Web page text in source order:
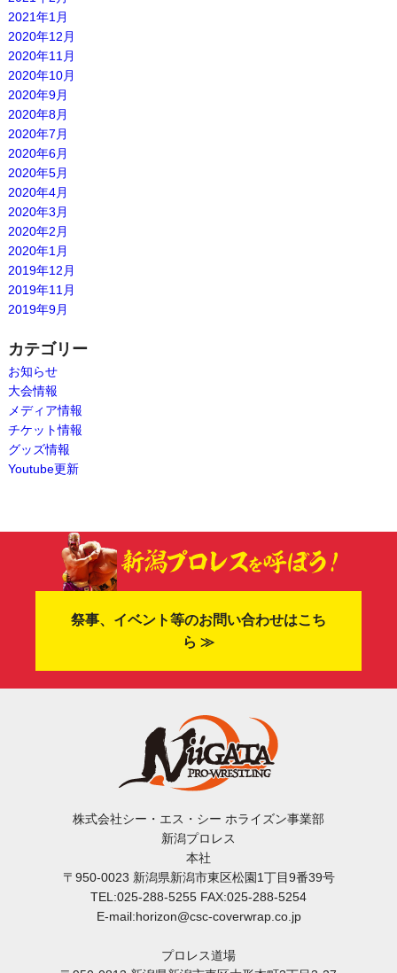
2021年1月
2020年12月
2020年11月
2020年10月
2020年9月
2020年8月
2020年7月
2020年6月
2020年5月
2020年4月
2020年3月
2020年2月
2020年1月
2019年12月
2019年11月
2019年9月
カテゴリー
お知らせ
大会情報
メディア情報
チケット情報
グッズ情報
Youtube更新
祭事、イベント等のお問い合わせはこち
ら ≫
株式会社シー・エス・シー ホライズン事業部
新潟プロレス
本社
〒950-0023 新潟県新潟市東区松園1丁目9番39号
TEL:025-288-5255 FAX:025-288-5254
E-mail:horizon@csc-coverwrap.co.jp
プロレス道場